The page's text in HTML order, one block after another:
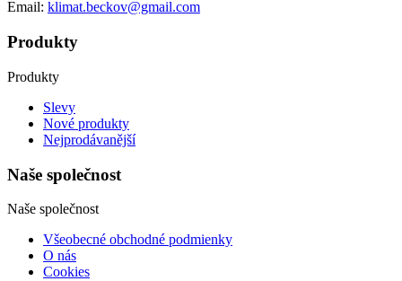
Email: klimat.beckov@gmail.com
Produkty
Produkty
Slevy
Nové produkty
Nejprodávanější
Naše společnost
Naše společnost
Všeobecné obchodné podmienky
O nás
Cookies